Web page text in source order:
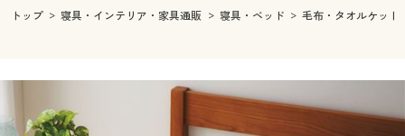
レディースファッション
インナー・下着通販すべて
メンズ下着
メンズ
メンズファッション
家電・雑貨すべて
寝具・インテリア・家具
寝具・インテリア・家具通販すべて
トップ 寝具・インテリア・家具通販 寝具・ベッド 毛布・タオルケット